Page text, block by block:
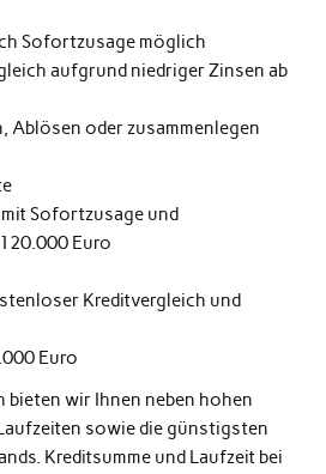
Sofortzusage möglich
aufgrund niedriger Zinsen ab
Ablösen oder zusammenlegen
Sofortzusage und
Euro
Kreditvergleich und
Euro
bieten wir Ihnen neben hohen
sowie die günstigsten
Kreditsumme und Laufzeit bei